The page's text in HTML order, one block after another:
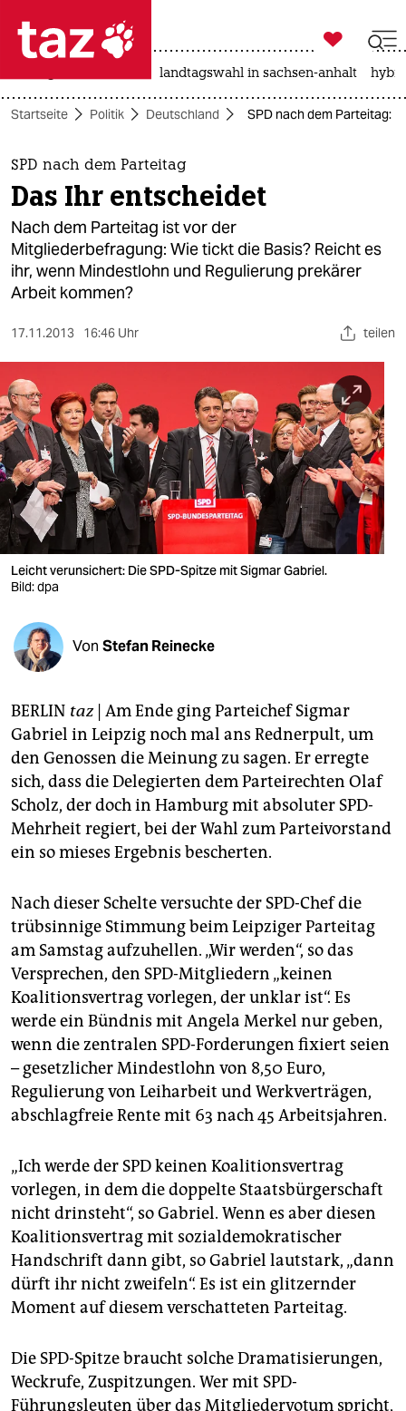
 taz zahl ich
taz zahl ich
themen
politik
öko
gesellschaft
kultur
sport
berlin
nord
wahrheit
verlag
verlag
shop
fragen & hilfe
unterstützen
abo
genossenschaft
epaper login

taz zahl ich
landtagswahl in sachsen-anhalt
Startseite Politik Deutschland SPD nach dem Parteitag:
SPD nach dem Parteitag
Das Ihr entscheidet
Nach dem Parteitag ist vor der
Mitgliederbefragung: Wie tickt die Basis? Reicht es
ihr, wenn Mindestlohn und Regulierung prekärer
Arbeit kommen?
17.11.2013 16:46 Uhr teilen
Leicht verunsichert: Die SPD-Spitze mit Sigmar Gabriel.
Bild: dpa
Von Stefan Reinecke
BERLIN taz| Am Ende ging Parteichef Sigmar
Gabriel in Leipzig noch mal ans Rednerpult, um
den Genossen die Meinung zu sagen. Er erregte
sich, dass die Delegierten dem Parteirechten Olaf
Scholz, der doch in Hamburg mit absoluter SPD-
Mehrheit regiert, bei der Wahl zum Parteivorstand
ein so mieses Ergebnis bescherten.
Nach dieser Schelte versuchte der SPD-Chef die
trübsinnige Stimmung beim Leipziger Parteitag
am Samstag aufzuhellen. „Wir werden“, so das
Versprechen, den SPD-Mitgliedern „keinen
Koalitionsvertrag vorlegen, der unklar ist“. Es
werde ein Bündnis mit Angela Merkel nur geben,
wenn die zentralen SPD-Forderungen fixiert seien
– gesetzlicher Mindestlohn von 8,50 Euro,
Regulierung von Leiharbeit und Werkverträgen,
abschlagfreie Rente mit 63 nach 45 Arbeitsjahren.
„Ich werde der SPD keinen Koalitionsvertrag
vorlegen, in dem die doppelte Staatsbürgerschaft
nicht drinsteht“, so Gabriel. Wenn es aber diesen
Koalitionsvertrag mit sozialdemokratischer
Handschrift dann gibt, so Gabriel lautstark, „dann
dürft ihr nicht zweifeln“. Es ist ein glitzernder
Moment auf diesem verschatteten Parteitag.
Die SPD-Spitze braucht solche Dramatisierungen,
Weckrufe, Zuspitzungen. Wer mit SPD-
Führungsleuten über das Mitgliedervotum spricht,